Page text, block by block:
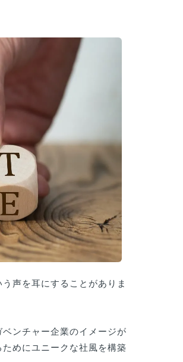
声を耳にすることがありま
ンチャー企業のイメージが
めにユニークな社風を構築